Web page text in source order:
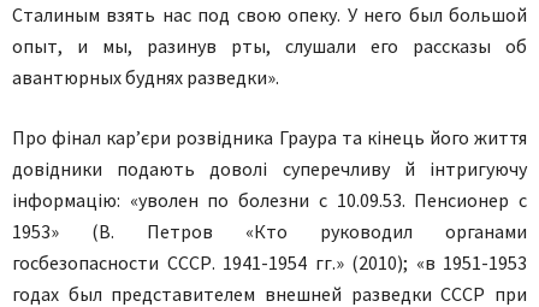
Сталиным взять нас под свою опеку. У него был большой
опыт, и мы, разинув рты, слушали его рассказы об
авантюрных буднях разведки».
Про фінал кар’єри розвідника Граура та кінець його життя
довідники подають доволі суперечливу й інтригуючу
інформацію: «уволен по болезни с 10.09.53. Пенсионер с
1953» (В. Петров «Кто руководил органами
госбезопасности СССР. 1941-1954 гг.» (2010); «в 1951-1953
годах был представителем внешней разведки СССР при